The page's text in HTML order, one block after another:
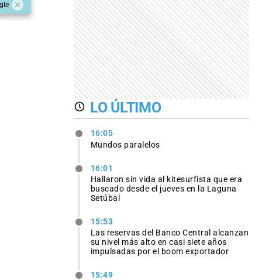
LO ÚLTIMO
16:05
Mundos paralelos
16:01
Hallaron sin vida al kitesurfista que era
buscado desde el jueves en la Laguna
Setúbal
15:53
Las reservas del Banco Central alcanzan
su nivel más alto en casi siete años
impulsadas por el boom exportador
15:49